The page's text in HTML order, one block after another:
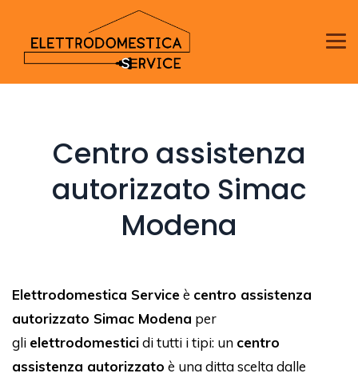
Centro assistenza
autorizzato Simac
Modena
Elettrodomestica Serviceè centro assistenza
autorizzato Simac Modena per
gli elettrodomesticidi tutti i tipi: un centro
assistenza autorizzato è una ditta scelta dalle